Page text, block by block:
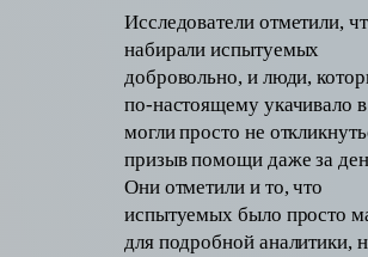
Исследователи отметили,
набирали испытуемых
добровольно, и люди,
по-настоящему укачивало
могли просто не
призыв помощи даже за
Они отметили и то, что
испытуемых было просто
для подробной аналитики,